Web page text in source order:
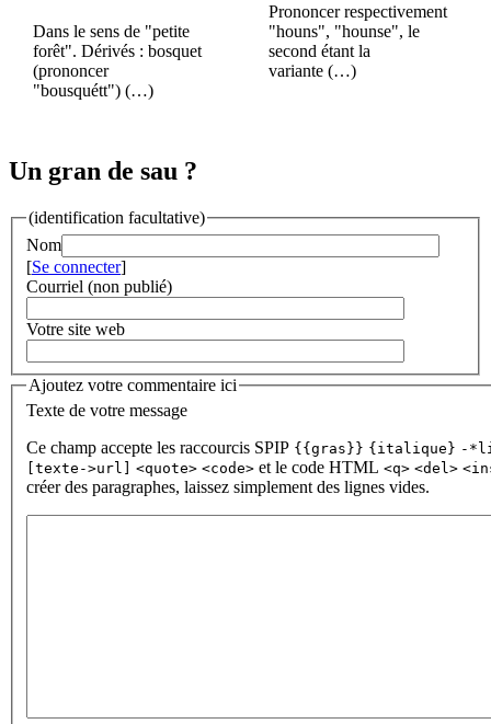
Dans le sens de "petite
forêt". Dérivés : bosquet
(prononcer
"bousquétt") (…)
Prononcer respectivement
"houns", "hounse", le
second étant la
variante (…)
Un gran de sau ?
(identification facultative)
Nom
[Se connecter]
Courriel (non publié)
Votre site web
Ajoutez votre commentaire ici
Texte de votre message
Ce champ accepte les raccourcis SPIP {{gras}} {italique} -
[texte->url]
<quote> <code> et le code HTML <q> <del>
créer des paragraphes, laissez simplement des lignes vides.